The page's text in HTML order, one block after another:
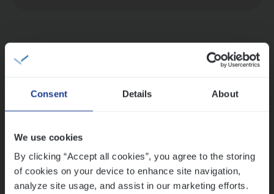
Consent Details About
We use cookies
By clicking “Accept all cookies”, you agree to the storing
of cookies on your device to enhance site navigation,
analyze site usage, and assist in our marketing efforts.
Lees onze verhalen
humor
Thalia zoekt graag oplossingen, in games én op het
werk